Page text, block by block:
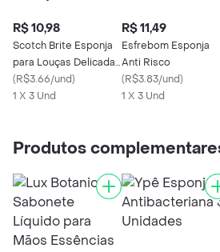
R$ 10,98
Scotch Brite Esponja
para Louças Delicadas
Laranja
(R$3.66/und)
1 X 3 Und
R$ 11,49
Esfrebom Esponja
Anti Risco
(R$3.83/und)
1 X 3 Und
Produtos